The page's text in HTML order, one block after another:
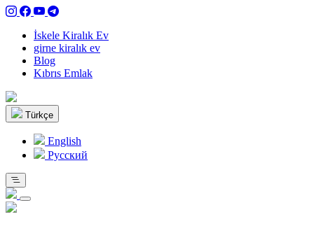
İskele Kiralık Ev
girne kiralık ev
Blog
Kıbrıs Emlak
Türkçe
English
Pусский